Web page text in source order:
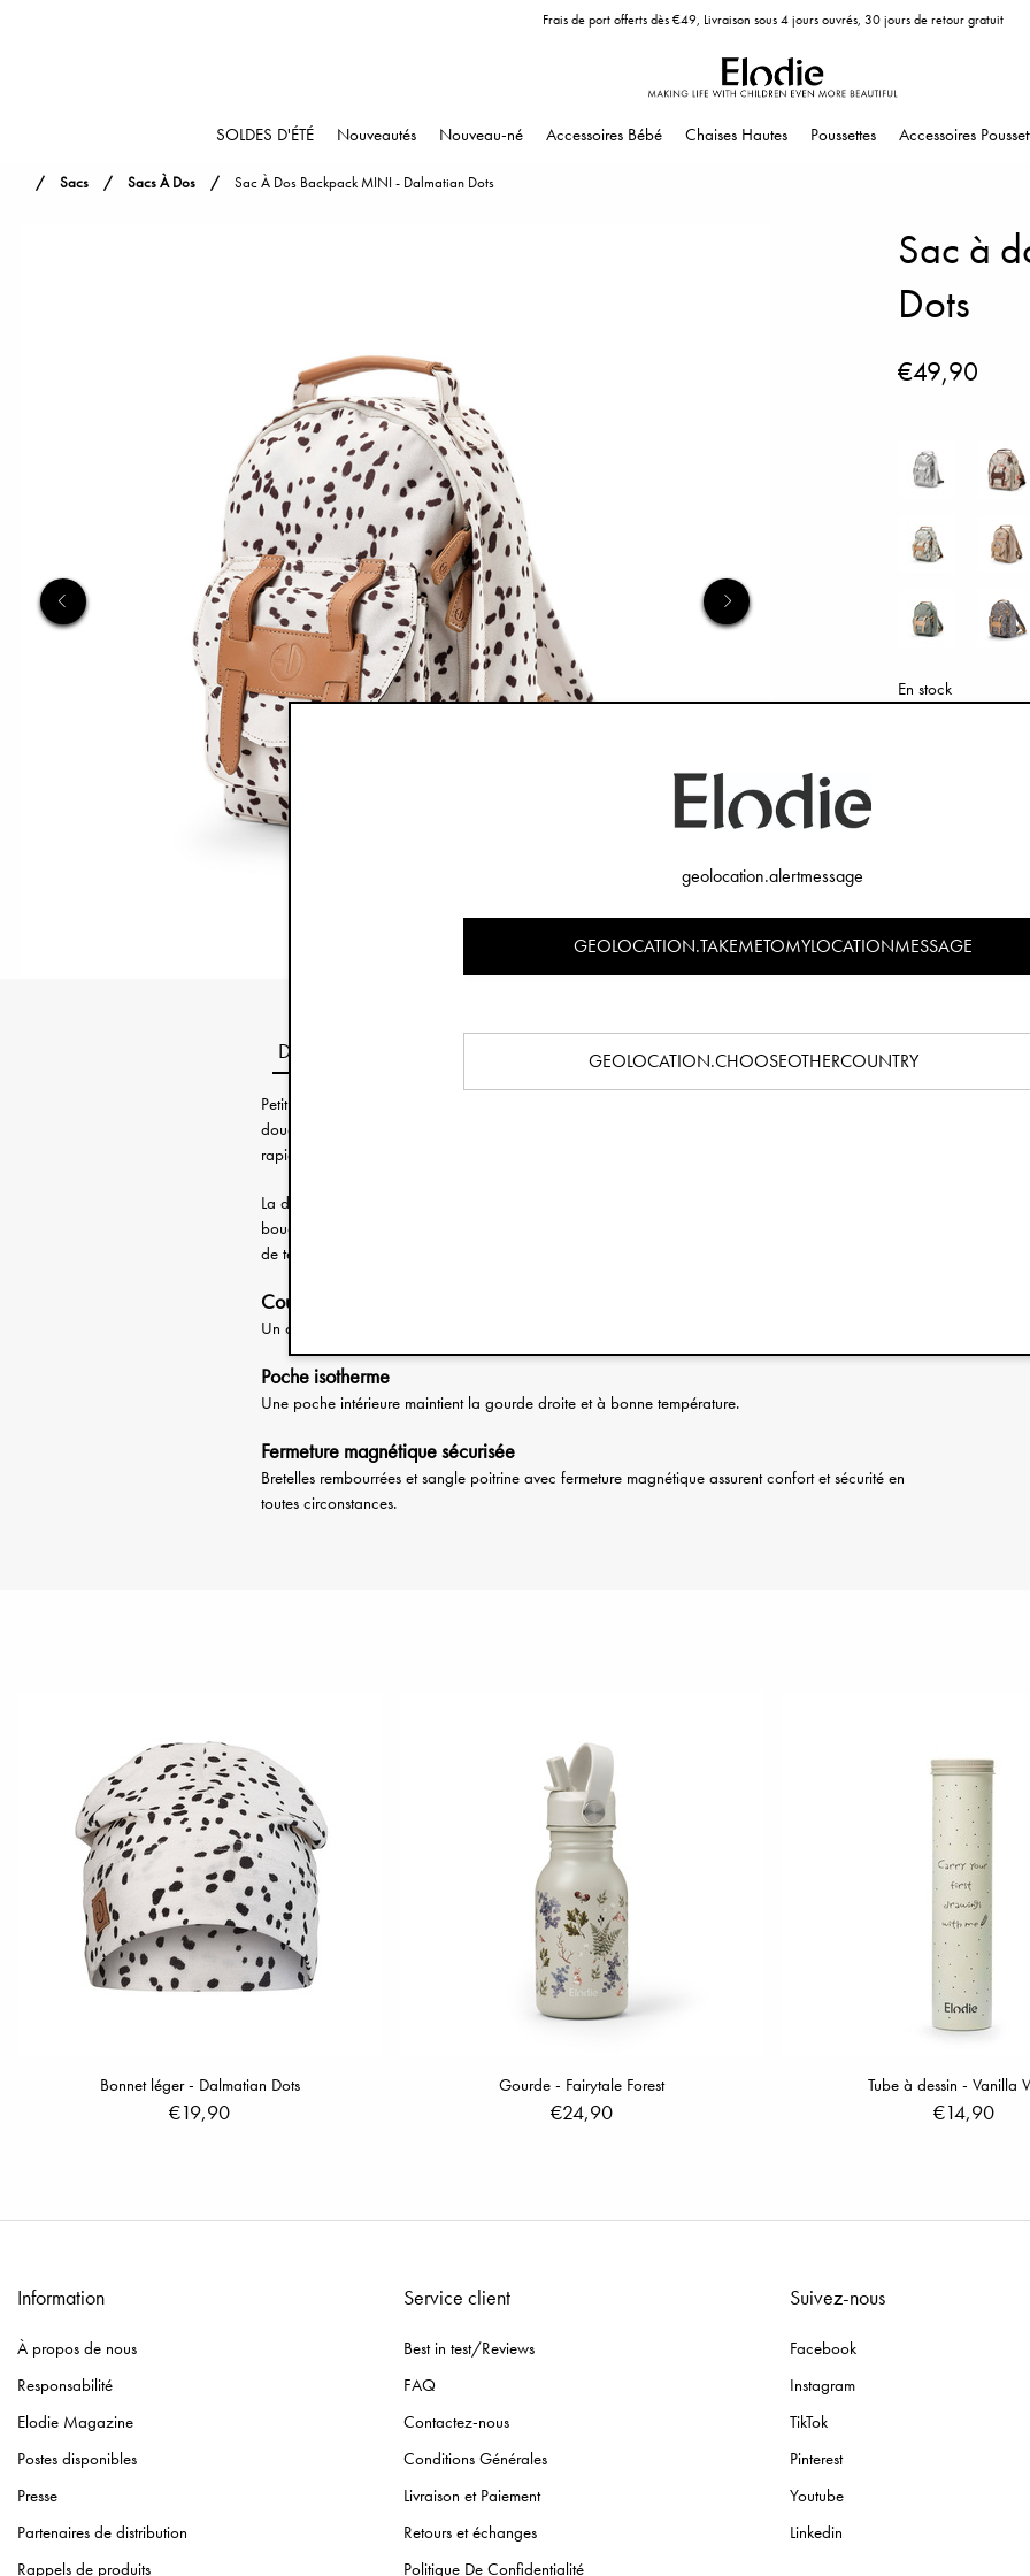
Frais de port offerts dès €49, Livraison sous 4 jours ouvrés, 30 jours de retour gratuit
SOLDES D'ÉTÉ Nouveautés Nouveau-né Accessoires Bébé Chaises Hautes Poussettes Accessoires
Sacs Sacs À Dos Sac À Dos Backpack MINI - Dalmatian Dots
Sac à
Dots
€49,90
En stock
Description Caractéristiques
Petit sac à dos enfant pour grandes aventures, idéal pour une première sortie ou pour emporter son
doudou préféré chez mamie. Son design soigné, sa qualité supérieure et ses détails astucieux en font
rapidement un favori des enfants et des parents. Convient aux enfants de 1 à 5 ans.
La double fermeture éclair permet d’ouvrir entièrement le sac et de retrouver facilement ses affaires. La
boucle magnétique de la sangle poitrine est facile à manipuler et se détache immédiatement en cas
de tension. Une solution sûre et pratique pour les petits explorateurs.
Coussin d’assise inclus
Un coussin doux pour s’asseoir confortablement lors des pauses.
Poche isotherme
Une poche intérieure maintient la gourde droite et à bonne température.
Fermeture magnétique sécurisée
Bretelles rembourrées et sangle poitrine avec fermeture magnétique assurent confort et sécurité en
toutes circonstances.
Bonnet léger - Dalmatian Dots
€19,90
Gourde - Fairytale Forest
€24,90
Tube à dessin - Vanilla
€14,90
Information
À propos de nous
Responsabilité
Elodie Magazine
Postes disponibles
Presse
Partenaires de distribution
Rappels de produits
Service client
Best in test/Reviews
FAQ
Contactez-nous
Conditions Générales
Livraison et Paiement
Retours et échanges
Politique De Confidentialité
Suivez-nous
Facebook
Instagram
TikTok
Pinterest
Youtube
Linkedin
geolocation.alertmessage
GEOLOCATION.TAKEMETOMYLOCATIONMESSAGE
GEOLOCATION.CHOOSEOTHERCOUNTRY